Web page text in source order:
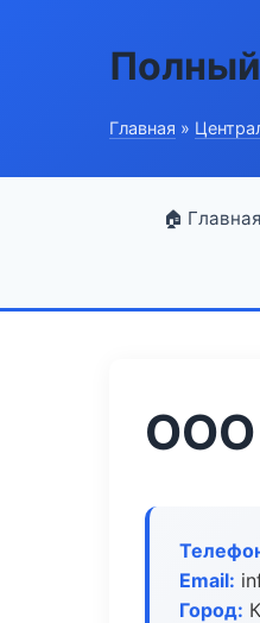
Главная »
🏠 Главная
ООО
Email:
Город: